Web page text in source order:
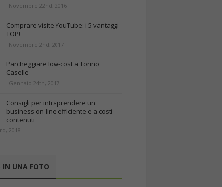
Novembre 22nd, 2016
Comprare visite YouTube: i 5 vantaggi
TOP!
Novembre 2nd, 2017
Parcheggiare low-cost a Torino
Caselle
Gennaio 24th, 2017
Consigli per intraprendere un
business on-line efficiente e a costi
contenuti
2018
IN UNA FOTO